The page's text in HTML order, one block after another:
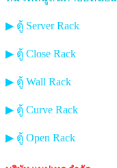
▶ ตู้ Server Rack
▶ ตู้ Close Rack
▶ ตู้ Wall Rack
▶ ตู้ Curve Rack
▶ ตู้ Open Rack